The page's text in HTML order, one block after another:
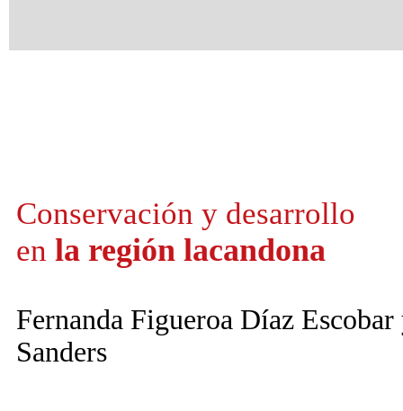
Conservación y desarrollo
en la región lacandona
Fernanda Figueroa Díaz
Sanders